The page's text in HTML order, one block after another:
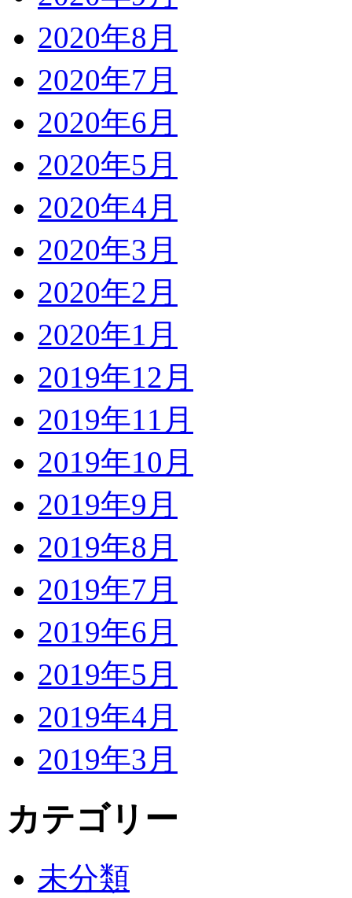
2020年8月
2020年7月
2020年6月
2020年5月
2020年4月
2020年3月
2020年2月
2020年1月
2019年12月
2019年11月
2019年10月
2019年9月
2019年8月
2019年7月
2019年6月
2019年5月
2019年4月
2019年3月
カテゴリー
未分類